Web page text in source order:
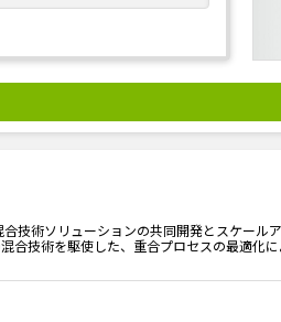
合技術ソリューションの共同開発とスケール
合技術を駆使した、重合プロセスの最適化に